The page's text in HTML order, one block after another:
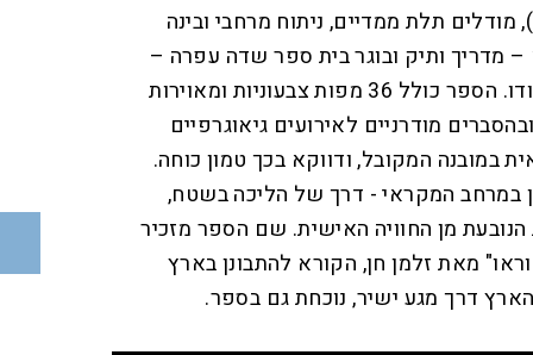
מערכות מידע גיאוגרפיות (GIS), מודלים תלת ממדיים, ניתוח מרחבי ובינה
מדריך ותיק ובוגר בית ספר שדה עפרה –
ספר יוצא דופן בפשטותו ובייחודו. הספר כולל 36 מפות צבעוניות ומאוירות
מודרניים לאירועים גיאוגרפיים
במובנה המקובל, ודווקא בכך טמון כוחה.
במרחב המקראי - דרך של הליכה בשטח,
הנובעת מן החוויה האישית. שם הספר מזכיר
מאת זלמן חן, הקורא להתבונן בארץ
דרך מגע ישיר, נוכחת גם בספר.